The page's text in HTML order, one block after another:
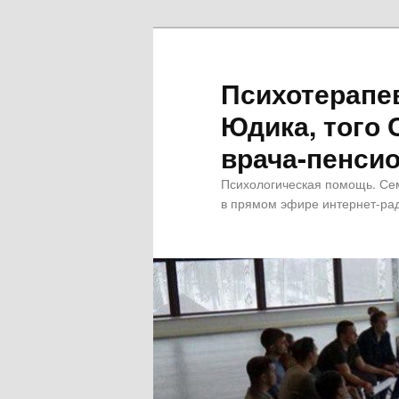
Юдика, того
врача-
Психологическая помощь.
в прямом эфире интернет-